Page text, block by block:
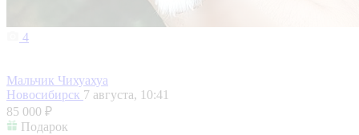
4
Мальчик Чихуахуа
Новосибирск 7 августа, 10:41
85 000 ₽
Подарок